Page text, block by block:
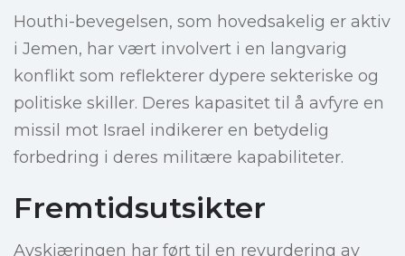
Houthi-bevegelsen, som hovedsakelig er aktiv
i Jemen, har vært involvert i en langvarig
konflikt som reflekterer dypere sekteriske og
politiske skiller. Deres kapasitet til å avfyre en
missil mot Israel indikerer en betydelig
forbedring i deres militære kapabiliteter.
Fremtidsutsikter
Avskjæringen har ført til en revurdering av